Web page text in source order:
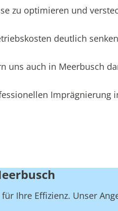
zu optimieren und
deutlich
uns auch in Meerbusch
Imprägnierung
Ihre Effizienz. Unser